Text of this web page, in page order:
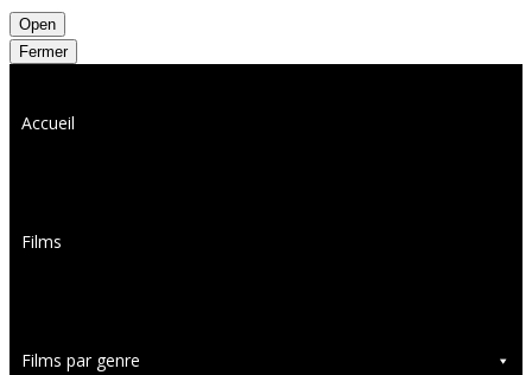
Open
Fermer
Accueil
Films
Films par genre